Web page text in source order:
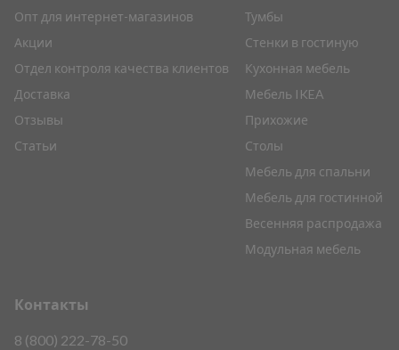
Контакты
8 (800) 222-78-50
Тумбы
Стенки в гостиную
Кухонная мебель
Мебель IKEA
Прихожие
Столы
Мебель для спальни
Мебель для гостинной
Весенняя распродажа
Модульная мебель
Опт для интернет-магазинов
Акции
Отдел контроля качества клиентов
Доставка
Отзывы
Статьи